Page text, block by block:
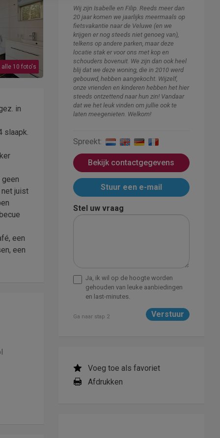
alle 10 foto's
in
slaapk.
juist
een
een
Wij zijn Isabelle en Filip. Reeds meer dan
20 jaar komen we jaarlijks meermaals op
fietsvakantie naar de Veluwe (en we
krijgen er nog steeds niet genoeg van),
telkens op andere parken, maar deze
locatie stak er voor ons met kop en
schouders bovenuit. We zijn dan ook heel
blij dat we deze woning, die in 2010 werd
gebouwd, hebben aangekocht. Wijzelf,
onze vrienden en kinderen hebben het hier
steeds ontzettend naar hun zin! Vandaar
dat we het leuk vinden om jullie ook te
laten meegenieten. Welkom!
Spreekt:
Bekijk contactgegevens
Stuur een e-mail
Stel uw vraag
Ja, ik wil op de hoogte worden
gehouden van leuke aanbiedingen
en last-minutes.
Ga naar stap 2
Voeg toe als favoriet
Afdrukken